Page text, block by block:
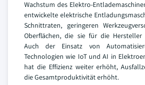
Wachstum des Elektro-
entwickelte elektrische
Schnittraten, geringeren
Oberflächen, die sie für die Hersteller
Auch der Einsatz von
Technologien wie IoT und AI in
hat die Effizienz weiter erhöht,
die Gesamtproduktivität erhöht.